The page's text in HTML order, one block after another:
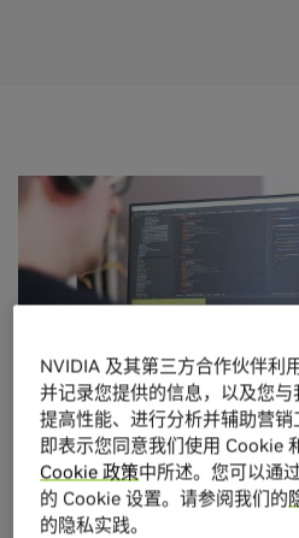
DPU 黑客松面向所有人
NVIDIA 及其第三方合作伙伴利
并记录您提供的信息，以及您
提高性能、进行分析并辅助营销
即表示您同意我们使用 Cookie
Cookie 政策中所述。您可以通
的 Cookie 设置。请参阅我们的
的隐私实践。